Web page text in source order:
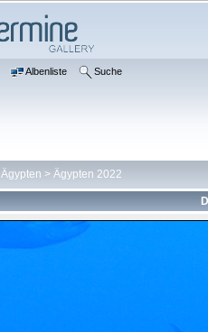
Albenliste Suche
Ägypten > Ägypten 2022